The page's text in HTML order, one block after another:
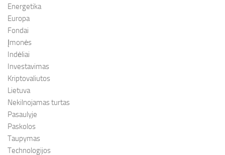
Energetika
Europa
Fondai
Įmonės
Indėliai
Investavimas
Kriptovaliutos
Lietuva
Nekilnojamas turtas
Pasaulyje
Paskolos
Taupymas
Technologijos